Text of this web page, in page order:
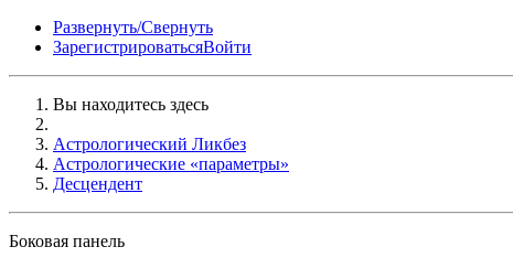
Развернуть/Свернуть
ЗарегистрироватьсяВойти
Вы находитесь здесь
Астрологический Ликбез
Астрологические «параметры»
Десцендент
Боковая панель